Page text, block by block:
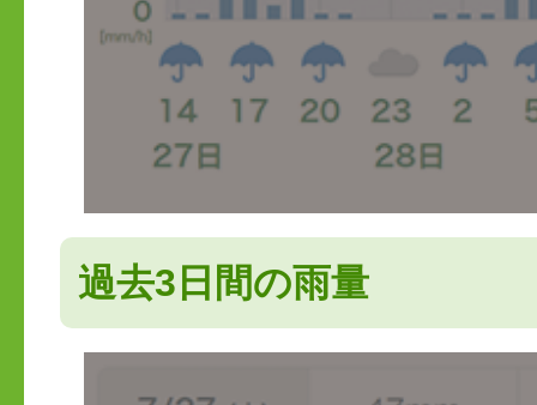
過去3日間の雨量